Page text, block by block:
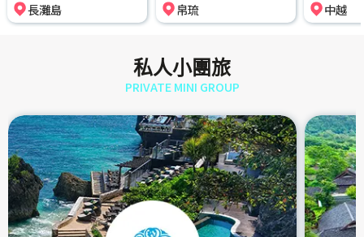
長灘島 帛琉 中越
私人小團旅
PRIVATE MINI GROUP